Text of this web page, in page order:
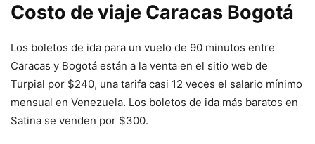
Costo de viaje Caracas Bogotá
Los boletos de ida para un vuelo de 90 minutos entre
Caracas y Bogotá están a la venta en el sitio web de
Turpial por $240, una tarifa casi 12 veces el salario mínimo
mensual en Venezuela. Los boletos de ida más baratos en
Satina se venden por $300.